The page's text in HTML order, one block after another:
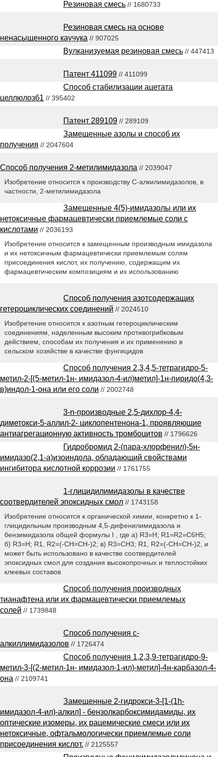
Резиновая смесь // 1680733
Резиновая смесь на основе
ненасыщенного каучука // 907025
Вулканизуемая резиновая смесь // 447413
Патент 411099 // 411099
Способ стабилизации ацетата
целлюлозб1 // 395402
Патент 289109 // 289109
Замещенные азолы и способ их
получения // 2047604
Способ получения 2-метилимидазола // 2039047
Изобретение относится к производству С-алкилимидазолов, в
частности, 2-метилимидазола
Замещенные 4(5)-имидазолы или их
нетоксичные фармацевтически приемлемые соли с
кислотами // 2036193
Изобретение относится к замещенным производным имидазола
и их нетоксичным фармацевтически приемлемым солям
присоединения кислот, их получению, содержащим их
фармацевтическим композициям и их использованию
Способ получения азотсодержащих
гетероциклических соединений // 2024510
Изобретение относится к азотным гетероциклическим
соединениям, наделенным высоким противогрибковым
действием, способам их получения и их применению в
сельском хозяйстве в качестве фунгицидов
Способ получения 2,3,4,5-тетрагидро-5-
метил-2-[(5-метил-1н- имидазол-4-ил)метил]-1н-пиридо(4,3-
в)индол-1-она или его соли // 2002748
3-n-производные 2,5-дихлор-4,4-
диметокси-5-аллил-2- циклопентенона-1, проявляющие
антиагрегационную активность тромбоцитов // 1796626
Гидробромид 2-(пара-хлорфенил)-5н-
имидазо(2,1-а)изоиндола, обладающий свойствами
ингибитора кислотной коррозии // 1761755
1-глицидилимидазолы в качестве
соотвердителей эпоксидных смол // 1743158
Изобретение относится к органической химии, конкретно к 1-
глицидильным производным 4,5-дифенилимидазола и
бензимидазола общей формулы I , где а) R3=H; R1=R2=C6H5;
б) R3=H; R1, R2=(-CH=CH-)2; в) R3=CH3; R1, R2=(-CH=CH-)2, и
может быть использовано в качестве соотвердителей
эпоксидных смол для создания высокопрочных и теплостойких
клеевых составов
Способ получения производных
тианафтена или их фармацевтически приемлемых
солей // 1739848
Способ получения с-
алкиллимидазолов // 1726474
Способ получения 1,2,3,9-тетрагидро-9-
метил-3-[(2-метил-1н- имидазол-1-ил)-метил]-4н-карбазол-4-
она // 2109741
Замещенные 2-гидрокси-3-[1-(1h-
имидазол-4-ил)-алкил] - бензолкарбоксимидамиды, их
оптические изомеры, их рацемические смеси или их
нетоксичные, офтальмологически приемлемые соли
присоединения кислот. // 2125557